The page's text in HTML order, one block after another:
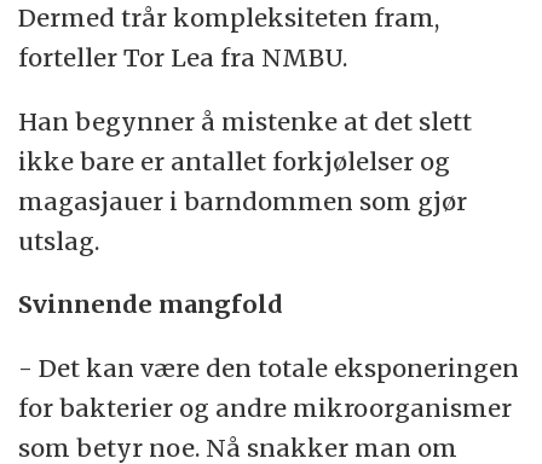
Dermed trår kompleksiteten fram,
forteller Tor Lea fra NMBU.
Han begynner å mistenke at det slett
ikke bare er antallet forkjølelser og
magasjauer i barndommen som gjør
utslag.
Svinnende mangfold
- Det kan være den totale eksponeringen
for bakterier og andre mikroorganismer
som betyr noe. Nå snakker man om